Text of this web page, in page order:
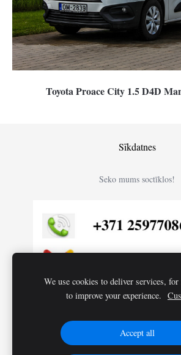
Toyota Proace City 1.5 D4D
Sīkdatnes
Seko mums soctīklos!
We use cookies to deliver services,
to improve your experience.
Accept all